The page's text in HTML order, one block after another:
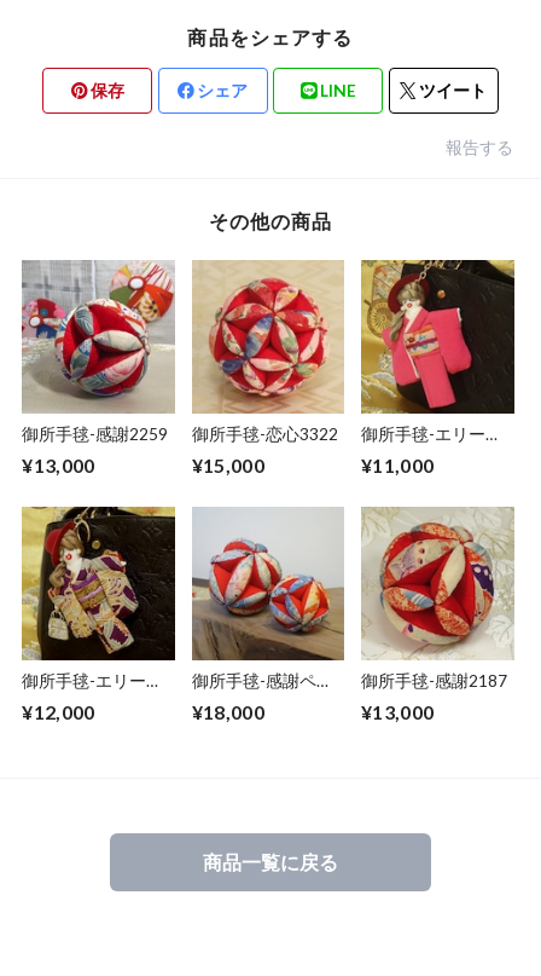
商品をシェアする
保存 シェア LINE ツイート
報告する
その他の商品
御所手毬-感謝2259
¥13,000
御所手毬-恋心3322
¥15,000
御所手毬-エリー
¥11,000
御所手毬-エリー
¥12,000
御所手毬-感謝ペア
¥18,000
御所手毬-感謝2187
¥13,000
商品一覧に戻る